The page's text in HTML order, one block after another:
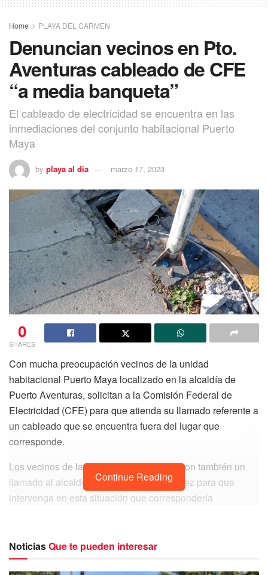
Home PLAYA DEL CARMEN
Denuncian vecinos en Pto.
Aventuras cableado de CFE
“a media banqueta”
El cableado de electricidad se encuentra en las
inmediaciones del conjunto habitacional Puerto
Maya
by playa al dia marzo 17, 2023
0
SHARES
Con mucha preocupación vecinos de la unidad
habitacional Puerto Maya localizado en la alcaldía de
Puerto Aventuras, solicitan a la Comisión Federal de
Electricidad (CFE) para que atienda su llamado referente a
un cableado que se encuentra fuera del lugar que
corresponde.
Los vecinos de la privada Medusa, lanzaron también un
llamado al alcalde Gilberto Gómez Martínez para que
intervenga en esta situación que correspondería
Continue Reading
NoticiasQue te pueden interesar